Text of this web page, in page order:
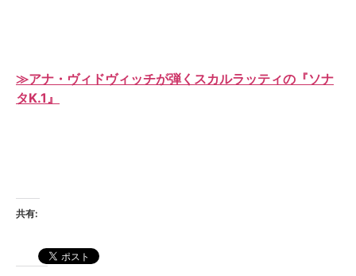
≫アナ・ヴィドヴィッチが弾くスカルラッティの『ソナ
タK.1』
共有: